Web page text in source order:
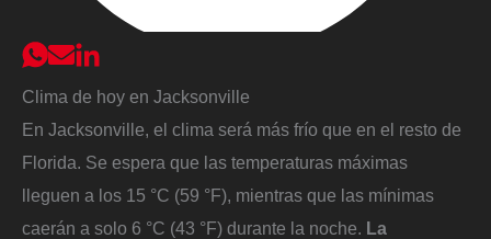
Clima de hoy en Jacksonville
En Jacksonville, el clima será más frío que en el resto de
Florida. Se espera que las temperaturas máximas
lleguen a los 15 °C (59 °F), mientras que las mínimas
caerán a solo 6 °C (43 °F) durante la noche. La